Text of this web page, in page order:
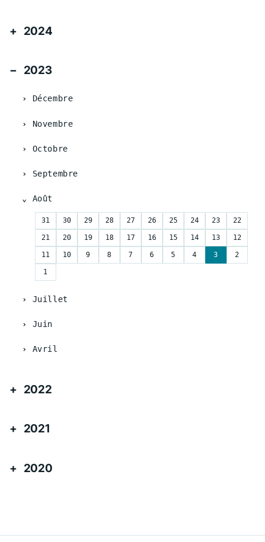
2024
2023
Décembre
Novembre
Octobre
Septembre
Août
31 30 29 28 27 26 25 24 23 22
21 20 19 18 17 16 15 14 13 12
11 10 9 8 7 6 5 4 3 2
1
Juillet
Juin
Avril
2022
2021
2020